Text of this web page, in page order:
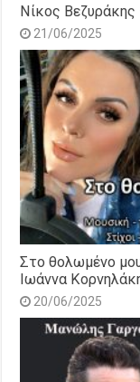
Νίκος
21/06/2025
Στο θολωμένο
Ιωάννα
20/06/2025